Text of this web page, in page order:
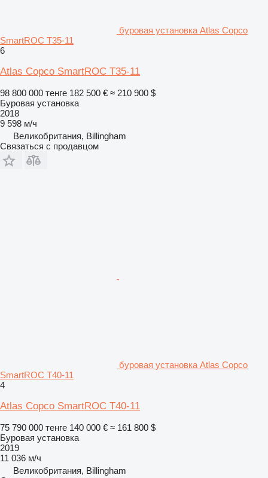
буровая установка Atlas Copco
SmartROC T35-11
6
Atlas Copco SmartROC T35-11
98 800 000 тенге 182 500 € ≈ 210 900 $
Буровая установка
2018
9 598 м/ч
Великобритания, Billingham
Связаться с продавцом
буровая установка Atlas Copco
SmartROC T40-11
4
Atlas Copco SmartROC T40-11
75 790 000 тенге 140 000 € ≈ 161 800 $
Буровая установка
2019
11 036 м/ч
Великобритания, Billingham